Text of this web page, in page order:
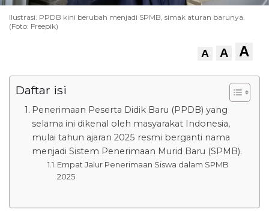
Ilustrasi. PPDB kini berubah menjadi SPMB, simak aturan barunya.
(Foto: Freepik)
A A A
Daftar isi
Penerimaan Peserta Didik Baru (PPDB) yang
selama ini dikenal oleh masyarakat Indonesia,
mulai tahun ajaran 2025 resmi berganti nama
menjadi Sistem Penerimaan Murid Baru (SPMB).
Empat Jalur Penerimaan Siswa dalam SPMB
2025